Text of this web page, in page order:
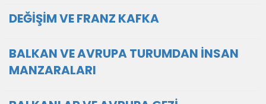
DEĞİŞİM VE FRANZ KAFKA
BALKAN VE AVRUPA TURUMDAN İNSAN
MANZARALARI